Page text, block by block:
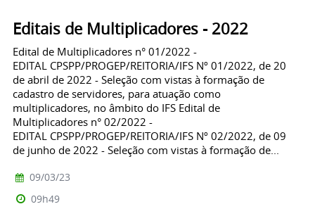
Editais de Multiplicadores - 2022
Edital de Multiplicadores n° 01/2022 -
EDITAL CPSPP/PROGEP/REITORIA/IFS Nº 01/2022, de 20
de abril de 2022 - Seleção com vistas à formação de
cadastro de servidores, para atuação como
multiplicadores, no âmbito do IFS Edital de
Multiplicadores n° 02/2022 -
EDITAL CPSPP/PROGEP/REITORIA/IFS Nº 02/2022, de 09
de junho de 2022 - Seleção com vistas à formação de...
09/03/23
09h49